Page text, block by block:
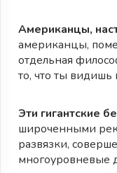
Американцы,
американцы,
отдельная
то, что ты видишь
Эти гигантские
широченными
развязки,
многоуровневые